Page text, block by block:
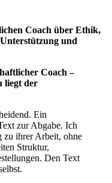
Coach über Ethik,
und
Coach –
liegt der
Ein
zur Abgabe. Ich
zu ihrer Arbeit, ohne
Struktur,
Den Text